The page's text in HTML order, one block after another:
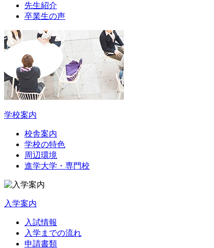
先生紹介
卒業生の声
学校案内
校舎案内
学校の特色
周辺環境
進学大学・専門校
入学案内
入試情報
入学までの流れ
申請書類